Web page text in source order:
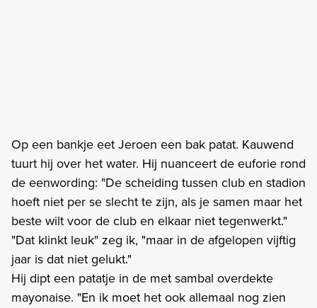
Op een bankje eet Jeroen een bak patat. Kauwend
tuurt hij over het water. Hij nuanceert de euforie rond
de eenwording: "De scheiding tussen club en stadion
hoeft niet per se slecht te zijn, als je samen maar het
beste wilt voor de club en elkaar niet tegenwerkt."
"Dat klinkt leuk" zeg ik, "maar in de afgelopen vijftig
jaar is dat niet gelukt."
Hij dipt een patatje in de met sambal overdekte
mayonaise. "En ik moet het ook allemaal nog zien